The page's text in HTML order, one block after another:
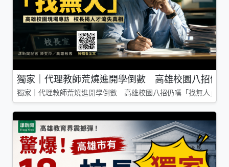
獨家｜代理教師荒燒進開學倒數 高雄校園八招仍
獨家｜代理教師荒燒進開學倒數 高雄校園八招仍嘆「找無人」